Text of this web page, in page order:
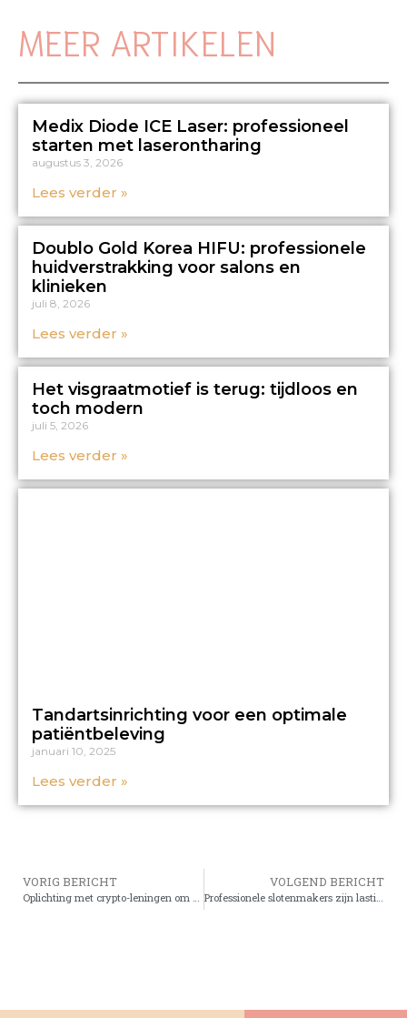
MEER ARTIKELEN
Medix Diode ICE Laser: professioneel
starten met laserontharing
augustus 3, 2026
Lees verder »
Doublo Gold Korea HIFU: professionele
huidverstrakking voor salons en
klinieken
juli 8, 2026
Lees verder »
Het visgraatmotief is terug: tijdloos en
toch modern
juli 5, 2026
Lees verder »
Tandartsinrichting voor een optimale
patiëntbeleving
januari 10, 2025
Lees verder »
VORIG BERICHT
Oplichting met crypto-leningen om op te letten
VOLGEND BERICHT
Professionele slotenmakers zijn lastig te vinden in de huidige tijd.